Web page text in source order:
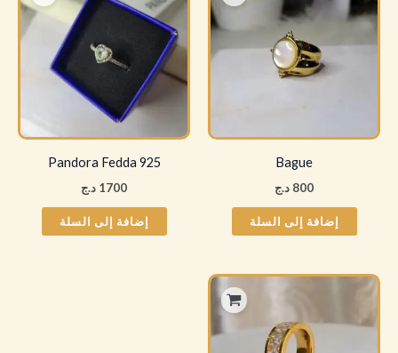
Bague
800 د.ج
إضافة إلى السلة
Pandora Fedda 925
1700 د.ج
إضافة إلى السلة